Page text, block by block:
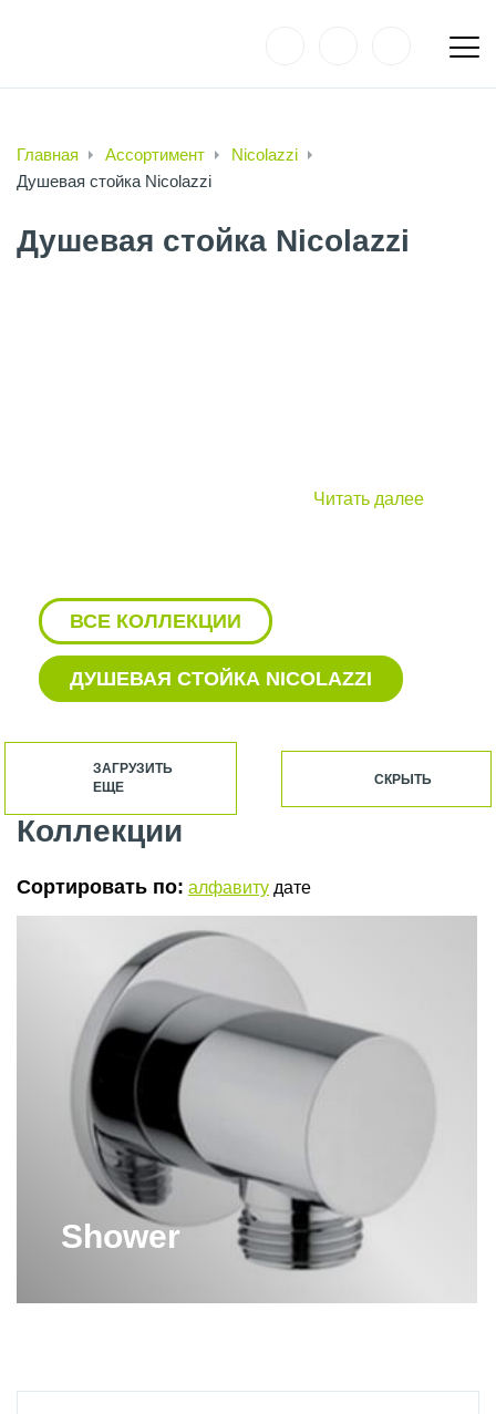
Главная Ассортимент
Nicolazzi
Душевая стойка Nicolazzi
Душевая стойка Nicolazzi
Читать далее
ВСЕ КОЛЛЕКЦИИ
ДУШЕВАЯ СТОЙКА NICOLAZZI
NICOLAZZI ДЛЯ ДУША
АКСЕССУАРЫ NICOLAZZI
СМЕСИТЕЛИ NICOLAZZI
NICOLAZZI
ЗАГРУЗИТЬ
ЕЩЕ
СКРЫТЬ
Коллекции
Сортировать по: алфавиту дате
Shower